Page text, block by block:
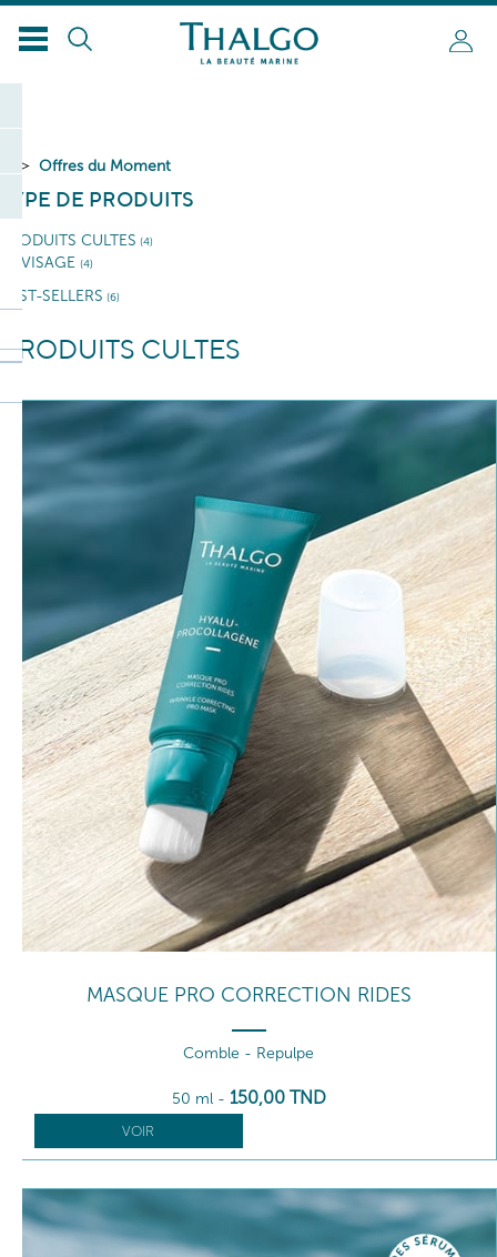
Offres du Moment
TYPE DE PRODUITS
PRODUITS CULTES (4)
VISAGE (4)
BEST-SELLERS (6)
PRODUITS CULTES
MASQUE PRO CORRECTION RIDES
Comble - Repulpe
50 ml - 150,00 TND
VOIR